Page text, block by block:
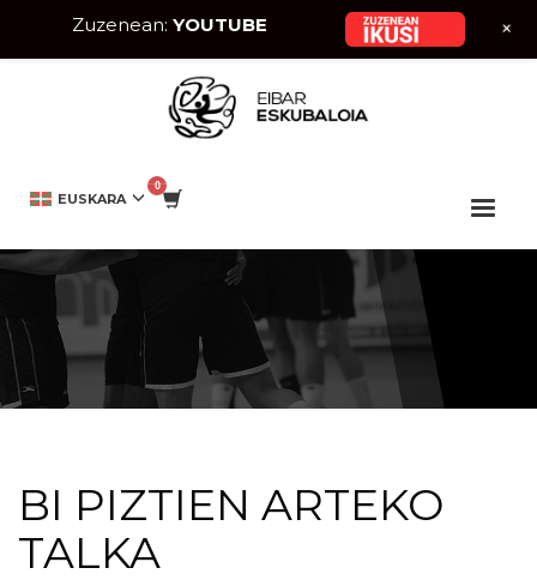
EUSKARA
BI PIZTIEN ARTEKO TALKA
BI PIZTIEN ARTEKO
TALKA
Zuzenean: YOUTUBE +